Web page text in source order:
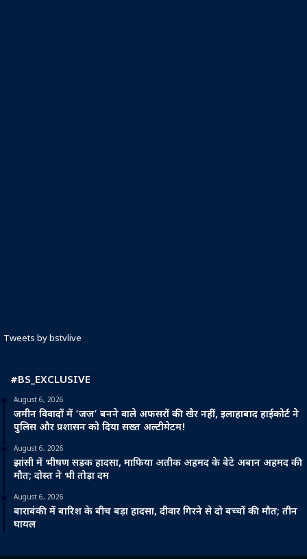
Tweets by bstvlive
#BS_EXCLUSIVE
August 6, 2026
जमीन विवादों में ‘जज’ बनने वाले अफसरों की खैर नहीं, इलाहाबाद हाईकोर्ट ने
पुलिस और प्रशासन को दिया सख्त अल्टीमेटम!
August 6, 2026
झांसी में भीषण सड़क हादसा, माफिया अतीक अहमद के बेटे अबान अहमद की
मौत; दोस्त ने भी तोड़ा दम
August 6, 2026
बाराबंकी में बारिश के बीच बड़ा हादसा, दीवार गिरने से दो बच्चों की मौत; तीन
घायल